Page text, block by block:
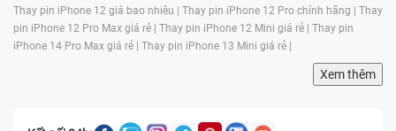
Thay pin iPhone 12 giá bao nhiêu | Thay pin iPhone 12 Pro chính hãng | Thay
pin iPhone 12 Pro Max giá rẻ | Thay pin iPhone 12 Mini giá rẻ | Thay pin
iPhone 14 Pro Max giá rẻ | Thay pin iPhone 13 Mini giá rẻ |
Xem thêm